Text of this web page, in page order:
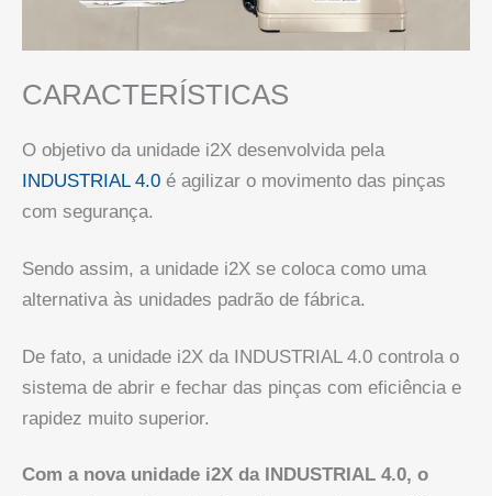
CARACTERÍSTICAS
O objetivo da unidade i2X desenvolvida pela
INDUSTRIAL 4.0 é agilizar o movimento das pinças
com segurança.
Sendo assim, a unidade i2X se coloca como uma
alternativa às unidades padrão de fábrica.
De fato, a unidade i2X da INDUSTRIAL 4.0 controla o
sistema de abrir e fechar das pinças com eficiência e
rapidez muito superior.
Com a nova unidade i2X da INDUSTRIAL 4.0, o